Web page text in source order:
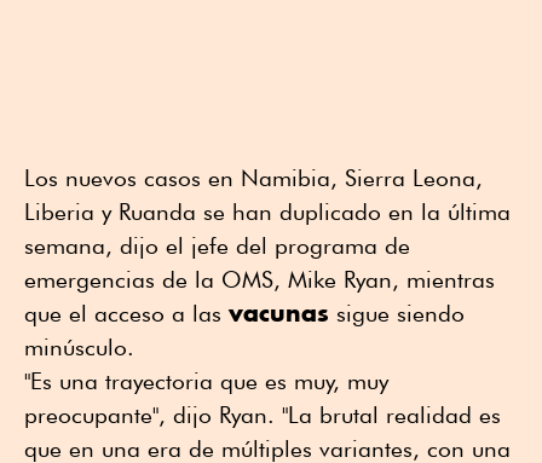
Los nuevos casos en Namibia, Sierra Leona,
Liberia y Ruanda se han duplicado en la última
semana, dijo el jefe del programa de
emergencias de la OMS, Mike Ryan, mientras
que el acceso a las vacunas sigue siendo
minúsculo.
"Es una trayectoria que es muy, muy
preocupante", dijo Ryan. "La brutal realidad es
que en una era de múltiples variantes, con una